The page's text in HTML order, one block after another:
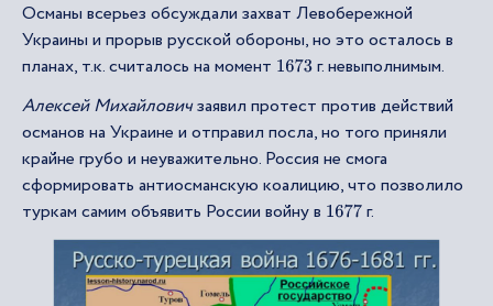
Османы всерьез обсуждали захват Левобережной
Украины и прорыв русской обороны, но это осталось в
планах, т.к. считалось на момент 1673 г. невыполнимым.
Алексей Михайловичзаявил протест против действий
османов на Украине и отправил посла, но того приняли
крайне грубо и неуважительно. Россия не смога
сформировать антиосманскую коалицию, что позволило
туркам самим объявить России войну в 1677г.